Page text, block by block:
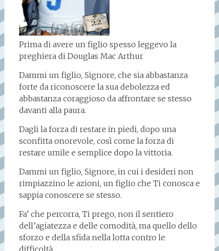
Prima di avere un figlio spesso leggevo la
preghiera di Douglas Mac Arthur
Dammi un figlio, Signore, che sia abbastanza
forte da riconoscere la sua debolezza ed
abbastanza coraggioso da affrontare se stesso
davanti alla paura.
Dagli la forza di restare in piedi, dopo una
sconfitta onorevole, così come la forza di
restare umile e semplice dopo la vittoria.
Dammi un figlio, Signore, in cui i desideri non
rimpiazzino le azioni, un figlio che Ti conosca e
sappia conoscere se stesso.
Fa’ che percorra, Ti prego, non il sentiero
dell’agiatezza e delle comodità, ma quello dello
sforzo e della sfida nella lotta contro le
difficoltà.